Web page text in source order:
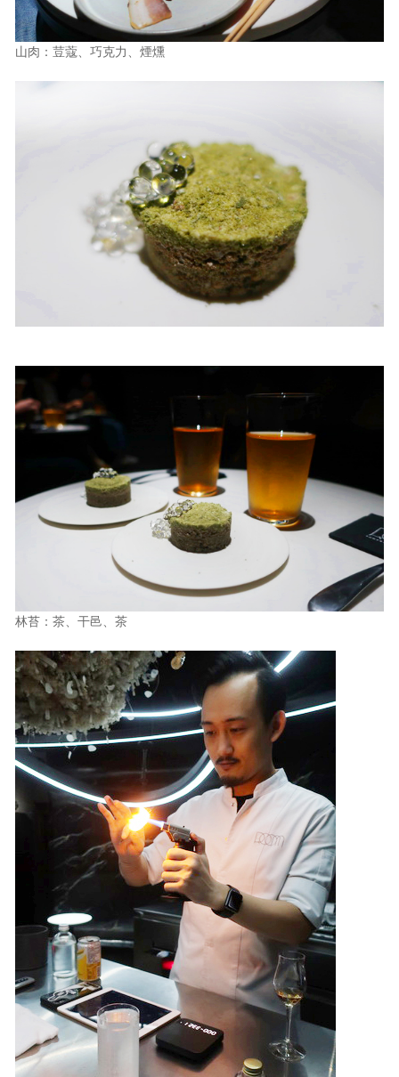
山肉：荳蔻、巧克力、煙燻
林苔：茶、干邑、茶